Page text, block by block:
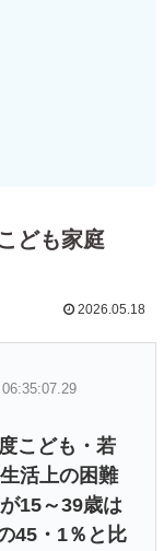
ども家庭
2026.05.18
こども・若
活上の困難
15～39歳は
45・1％と比